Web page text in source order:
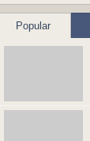
Popular